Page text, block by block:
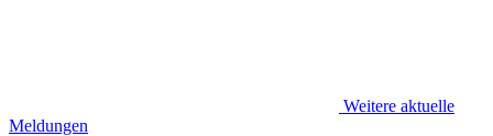
Weitere aktuelle
Meldungen